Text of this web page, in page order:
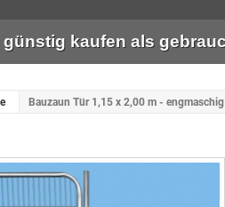
kaufen als
Bauzaun Tür 1,15 x 2,00 m -